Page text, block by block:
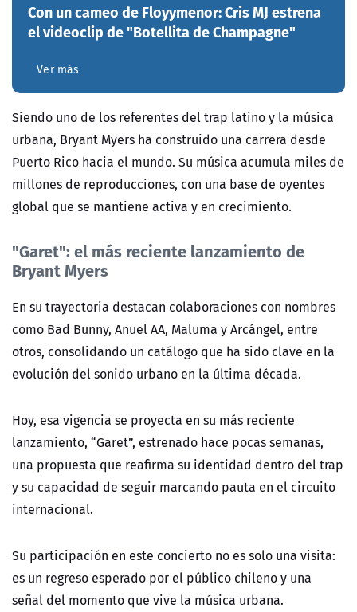
Con un cameo de Floyymenor: Cris MJ estrena
el videoclip de "Botellita de Champagne"
Ver más
Siendo uno de los referentes del trap latino y la música
urbana, Bryant Myers ha construido una carrera desde
Puerto Rico hacia el mundo. Su música acumula miles de
millones de reproducciones, con una base de oyentes
global que se mantiene activa y en crecimiento.
"Garet": el más reciente lanzamiento de
Bryant Myers
En su trayectoria destacan colaboraciones con nombres
como Bad Bunny, Anuel AA, Maluma y Arcángel, entre
otros, consolidando un catálogo que ha sido clave en la
evolución del sonido urbano en la última década.
Hoy, esa vigencia se proyecta en su más reciente
lanzamiento, “Garet”, estrenado hace pocas semanas,
una propuesta que reafirma su identidad dentro del trap
y su capacidad de seguir marcando pauta en el circuito
internacional.
Su participación en este concierto no es solo una visita:
es un regreso esperado por el público chileno y una
señal del momento que vive la música urbana.